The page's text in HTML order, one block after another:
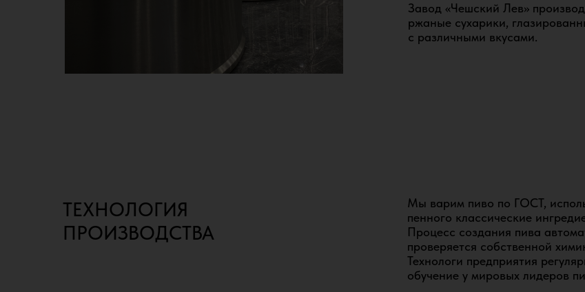
Завод «Чешский Лев»
ржаные сухарики,
с различными вкусами.
Мы создаем пиво и напитки
хмельные напитки
В копилке завода 19 золотых
международных и
Завод «Чешский Лев»
ТЕХНОЛОГИЯ
ПРОИЗВОДСТВА
Завод Чешский Лев
хмель, солод, дрожи, вода.
Мы варим пиво по ГОСТ,
пенного классические
Процесс создания пива
проверяется собственной
Технологи предприятия
обучение у мировых лидеров